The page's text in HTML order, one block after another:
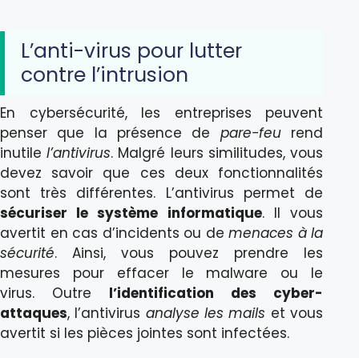
L’anti-virus pour lutter
contre l’intrusion
En cybersécurité, les entreprises peuvent
penser que la présence de pare-feurend
inutilel’antivirus. Malgré leurs similitudes, vous
devez savoir que ces deux fonctionnalités
sont très différentes. L’antivirus permet de
sécuriser le système informatique. Il vous
avertit en cas d’incidents ou demenaces à la
sécurité. Ainsi, vous pouvez prendre les
mesures pour effacer le malware ou le
virus. Outre l’identification des cyber-
attaques, l’antivirus analyse les mails et vous
avertit si les pièces jointes sont infectées.